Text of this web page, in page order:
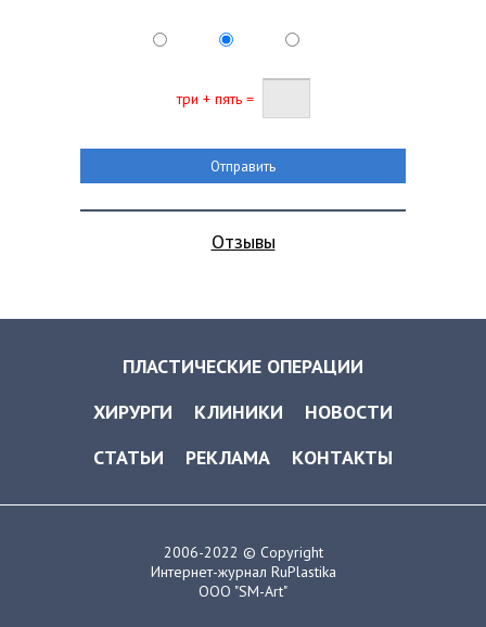
три + пять =
Отзывы
ПЛАСТИЧЕСКИЕ ОПЕРАЦИИ
ХИРУРГИ
КЛИНИКИ
НОВОСТИ
СТАТЬИ
РЕКЛАМА КОНТАКТЫ
2006-2022 © Copyright
Интернет-журнал RuPlastika
ООО "SM-Art"